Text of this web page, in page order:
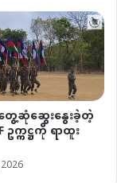
ေ့ဆုံဆွေးနွေးခဲ့တဲ့
ဥက္ကဋ္ဌကို ရာထူး